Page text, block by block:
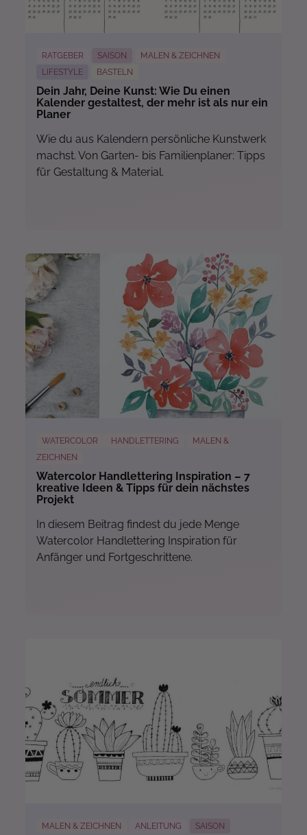
RATGEBER SAISON
MALEN & ZEICHNEN
LIFESTYLE
BASTELN
Dein Jahr, Deine Kunst: Wie Du einen
Kalender gestaltest, der mehr ist als nur ein
Planer
Wie du aus Kalendern persönliche Kunstwerk
machst. Von Garten- bis Familienplaner: Tipps
für Gestaltung & Material.
Mehr...
WATERCOLOR HANDLETTERING
MALEN &
ZEICHNEN
Watercolor Handlettering Inspiration – 7
kreative Ideen & Tipps für dein nächstes
Projekt
In diesem Beitrag findest du jede Menge
Watercolor Handlettering Inspiration für
Anfänger und Fortgeschrittene.
Mehr...
MALEN & ZEICHNEN ANLEITUNG
SAISON